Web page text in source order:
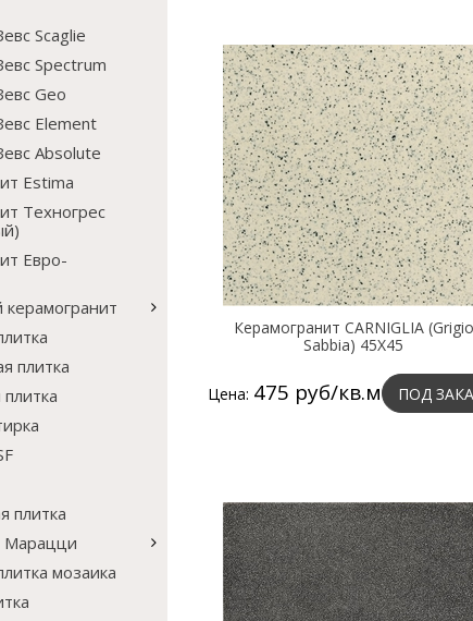
Scaglie
Spectrum
Geo
Element
Absolute
Estima
Техногрес
Евро-
керамогранит
плитка
плитка
Марацци
мозаика
Керамогранит CARNIGLIA (Grigio
Sabbia) 45X45
Цена: 475 руб/кв.м ПОД